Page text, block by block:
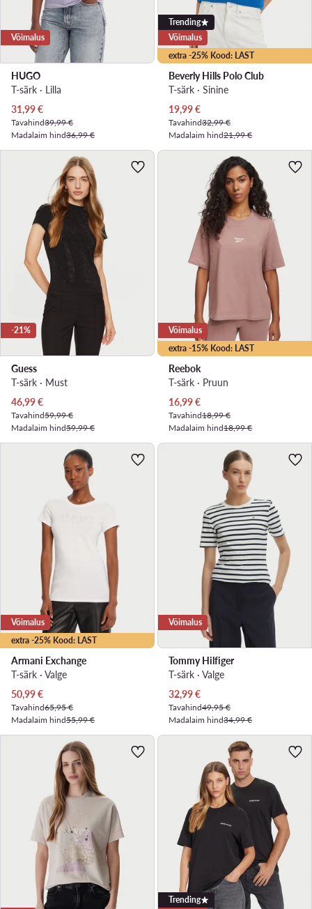
Võimalus
HUGO
T-särk · Lilla
Praegune hind
31,99€
Tavahind39,99 €
Madalaim hind36,99 €
extra -25% Kood: LAST
Trending
Võimalus
Beverly Hills Polo Club
T-särk · Sinine
Praegune hind
19,99€
Tavahind32,99 €
Madalaim hind21,99 €
-21%
Guess
T-särk · Must
Praegune hind
46,99€
Tavahind59,99 €
Madalaim hind59,99 €
extra -15% Kood: LAST
Võimalus
Reebok
T-särk · Pruun
Praegune hind
16,99€
Tavahind18,99 €
Madalaim hind18,99 €
extra -25% Kood: LAST
Võimalus
Armani Exchange
T-särk · Valge
Praegune hind
50,99€
Tavahind65,95 €
Madalaim hind55,99 €
Võimalus
Tommy Hilfiger
T-särk · Valge
Praegune hind
32,99€
Tavahind49,95 €
Madalaim hind34,99 €
Trending